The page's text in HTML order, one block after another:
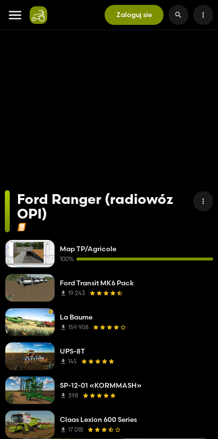
Zaloguj sie
Ford Ranger (radiowóz
OPI)
Map TP/Agricole
100%
Ford Transit MK6 Pack
19 243
La Baume
159 908
UPS-8T
145
SP-12-01 «KORMMASH»
398
Claas Lexion 600 Series
17 018